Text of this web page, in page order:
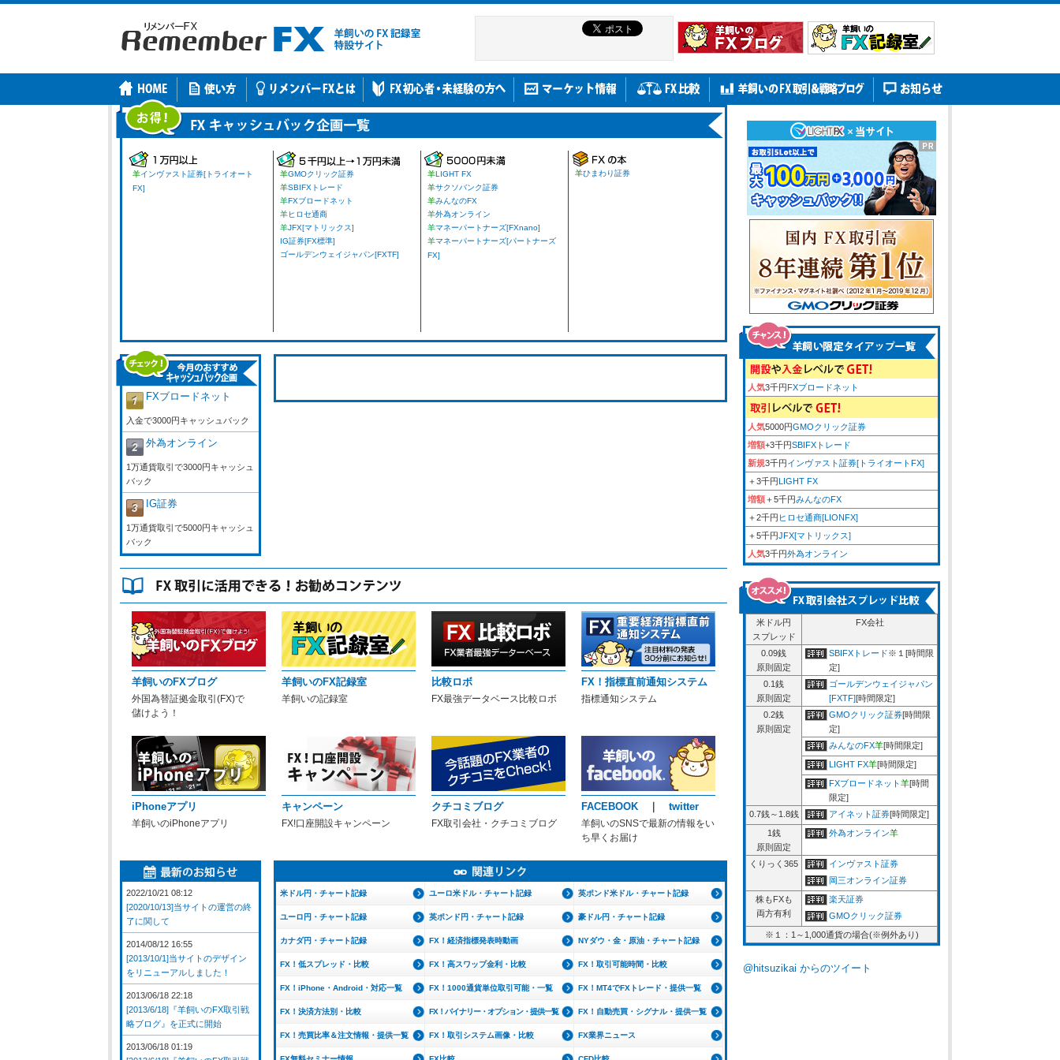
羊インヴァスト証券[トライオート
FX]
羊GMOクリック証券
羊SBIFXトレード
羊FXブロードネット
羊ヒロセ通商
羊JFX[マトリックス]
IG証券[FX標準]
ゴールデンウェイジャパン[FXTF]
羊LIGHT FX
羊サクソバンク証券
羊みんなのFX
羊外為オンライン
羊マネーパートナーズ[FXnano]
羊マネーパートナーズ[パートナーズ
FX]
羊ひまわり証券
FXブロードネット
入金で3000円キャッシュバック
外為オンライン
1万通貨取引で3000円キャッシュ
バック
IG証券
1万通貨取引で5000円キャッシュ
バック
羊飼いのFXブログ
外国為替証拠金取引(FX)で
儲けよう！
羊飼いのFX記録室
羊飼いの記録室
比較ロボ
FX最強データベース比較ロボ
FX！指標直前通知システム
指標通知システム
iPhoneアプリ
羊飼いのiPhoneアプリ
キャンペーン
FX!口座開設キャンペーン
クチコミブログ
FX取引会社・クチコミブログ
FACEBOOK twitter
羊飼いのSNSで最新の情報をい
ち早くお届け
米ドル円・チャート記録 ユーロ米ドル・チャート記録 英ポンド米ドル・チャート記録
ユーロ円・チャート記録 英ポンド円・チャート記録 豪ドル円・チャート記録
カナダ円・チャート記録 FX！経済指標発表時動画 NYダウ・金・原油・チャート記録
FX！低スプレッド・比較 FX！高スワップ金利・比較 FX！取引可能時間・比較
FX！iPhone・Android・対応一覧 FX！1000通貨単位取引可能・一覧 FX！MT4でFXトレード・提供一覧
FX！決済方法別・比較 FX！バイナリー・オプション・提供一覧 FX！自動売買・シグナル・提供一覧
FX！売買比率＆注文情報・提供一覧 FX！取引システム画像・比較 FX業界ニュース
2022/10/21 08:12
[2020/10/13]当サイトの運営の終
了に関して
2014/08/12 16:55
[2013/10/1]当サイトのデザイン
をリニューアルしました！
2013/06/18 22:18
[2013/6/18]『羊飼いのFX取引戦
略ブログ』を正式に開始
2013/06/18 01:19
人気3千円FXブロードネット
人気5000円GMOクリック証券
増額+3千円SBIFXトレード
新規3千円インヴァスト証券[トライオートFX]
＋3千円LIGHT FX
増額＋5千円みんなのFX
＋2千円 ヒロセ通商[LIONFX]
＋5千円JFX[マトリックス]
人気3千円外為オンライン
米ドル円
スプレッド
FX会社
0.09銭
原則固定
SBIFXトレード※１[時間限
定]
0.1銭
原則固定
ゴールデンウェイジャパン
[FXTF][時間限定]
0.2銭
原則固定
GMOクリック証券[時間限
定]
みんなのFX羊[時間限定]
LIGHT FX羊[時間限定]
FXブロードネット羊[時間
限定]
0.7銭～1.8銭
アイネット証券[時間限定]
1銭
原則固定
外為オンライン羊
くりっく365
インヴァスト証券
岡三オンライン証券
株もFXも
両方有利
楽天証券
GMOクリック証券
※１：1～1,000通貨の場合(※例外あり)
@hitsuzikai からのツイート